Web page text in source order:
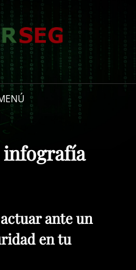
infografía
ante un
en tu